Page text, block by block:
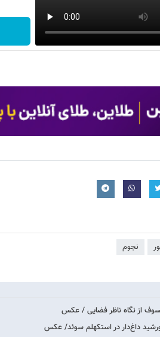
نجوم
از نگاه ناظر فضایی / عکس
داغ‌دار در استکهلم سوئد/ عکس